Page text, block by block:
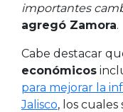
importantes
agregó Zamora.
Cabe destacar
económicos
para mejorar la
Jalisco, los